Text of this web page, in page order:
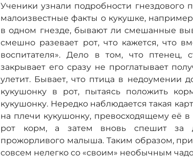
Ученики узнали подробности гнездового
малоизвестные факты о кукушке,
в одном гнезде, бывают ли смешанные
смешно разевает рот, что кажется, что
воспитателя». Дело в том, что птенец,
закрывает его сразу не проглатывает
улетит. Бывает, что птица в недоумении
кукушонку в рот, пытаясь положить
кукушонку. Нередко наблюдается такая
на плечи кукушонку, превосходящему её в
рот корм, а затем вновь спешит за
прожорливого малыша. Таким образом,
совсем нелегко со «своим» необычным